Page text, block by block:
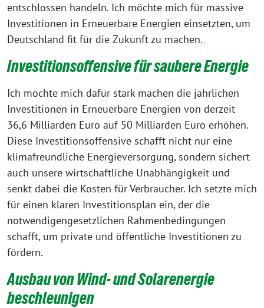
entschlossen handeln. Ich möchte mich für massive
Investitionen in Erneuerbare Energien einsetzten, um
Deutschland fit für die Zukunft zu machen.
Investitionsoffensive für saubere Energie
Ich möchte mich dafür stark machen die jährlichen
Investitionen in Erneuerbare Energien von derzeit
36,6 Milliarden Euro auf 50 Milliarden Euro erhöhen.
Diese Investitionsoffensive schafft nicht nur eine
klimafreundliche Energieversorgung, sondern sichert
auch unsere wirtschaftliche Unabhängigkeit und
senkt dabei die Kosten für Verbraucher. Ich setzte mich
für einen klaren Investitionsplan ein, der die
notwendigengesetzlichen Rahmenbedingungen
schafft, um private und öffentliche Investitionen zu
fördern.
Ausbau von Wind- und Solarenergie
beschleunigen